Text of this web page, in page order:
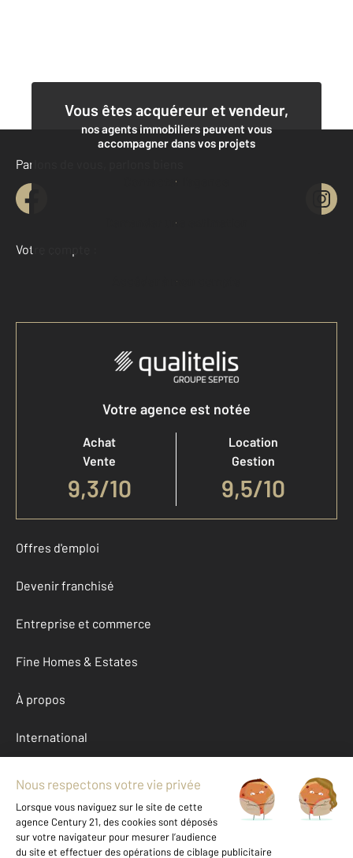
Vous êtes acquéreur et vendeur,
nos agents immobiliers peuvent vous
accompagner dans vos projets
Contacter l'agence
Demander une estimation
Parlons de vous, parlons biens
Votre compte :
Accéder à mon compte
Votre agence est notée
Achat
Vente
9,3/10
Location
Gestion
9,5/10
Offres d'emploi
Devenir franchisé
Entreprise et commerce
Fine Homes & Estates
À propos
International
Mentions légales & CGU et Barèmes d'honoraires